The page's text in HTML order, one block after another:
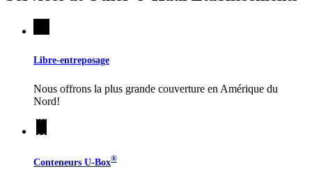
Libre-entreposage
Nous offrons la plus grande couverture en Amérique du
Nord!
Conteneurs U-Box®